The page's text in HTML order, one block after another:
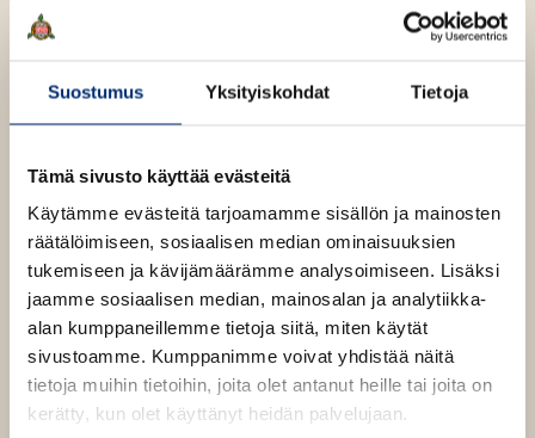
Suostumus Yksityiskohdat Tietoja
Tämä sivusto käyttää evästeitä
Käytämme evästeitä tarjoamamme sisällön ja mainosten
räätälöimiseen, sosiaalisen median ominaisuuksien
tukemiseen ja kävijämäärämme analysoimiseen. Lisäksi
jaamme sosiaalisen median, mainosalan ja analytiikka-
alan kumppaneillemme tietoja siitä, miten käytät
sivustoamme. Kumppanimme voivat yhdistää näitä
tietoja muihin tietoihin, joita olet antanut heille tai joita on
kerätty, kun olet käyttänyt heidän palvelujaan.
i
l
e
e
n
v
l
i
e
h
t
e
e
n
e
v
ä
i
e
o
a
t
i